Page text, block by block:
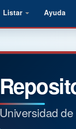
Listar Ayuda
Universidad